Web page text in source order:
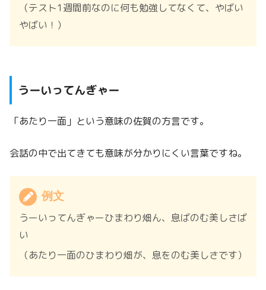
（テスト1週間前なのに何も勉強してなくて、やばい
やばい！）
うーいってんぎゃー
「あたり一面」という意味の佐賀の方言です。
会話の中で出てきても意味が分かりにくい言葉ですね。
例文
うーいってんぎゃーひまわり畑ん、息ばのむ美しさば
い
（あたり一面のひまわり畑が、息をのむ美しさです）